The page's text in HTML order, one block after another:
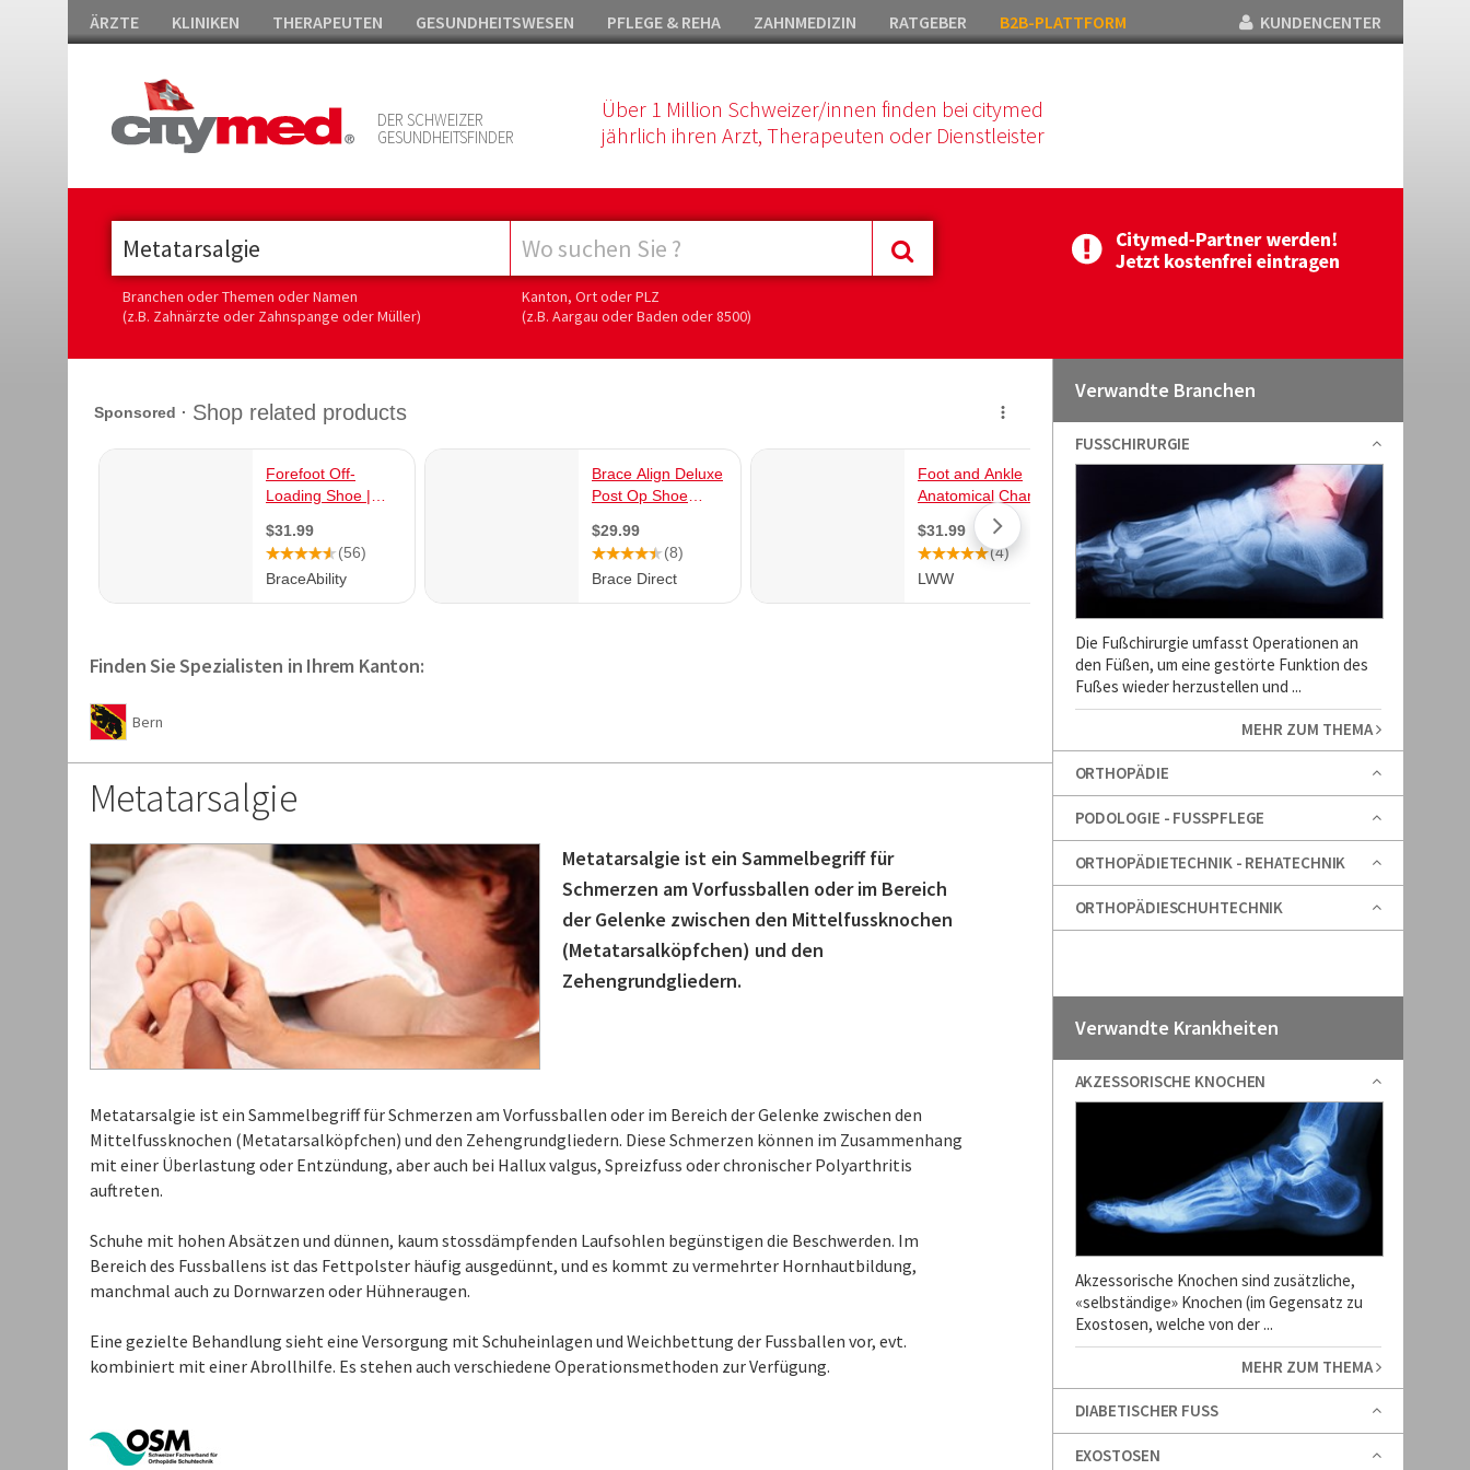
ÄRZTE KLINIKEN THERAPEUTEN GESUNDHEITSWESEN PFLEGE & REHA ZAHNMEDIZIN RATGEBER B2B-PLATTFORM KUNDENCENTER
DER SCHWEIZER
GESUNDHEITSFINDER
Über 1 Million Schweizer/innen finden bei citymed
jährlich ihren Arzt, Therapeuten oder Dienstleister
Branchen oder Themen oder Namen
(z.B. Zahnärzte oder Zahnspange oder Müller)
Kanton, Ort oder PLZ
(z.B. Aargau oder Baden oder 8500)
Finden Sie Spezialisten in Ihrem Kanton:
Bern
Metatarsalgie
Metatarsalgie ist ein Sammelbegriff für
Schmerzen am Vorfussballen oder im Bereich
der Gelenke zwischen den Mittelfussknochen
(Metatarsalköpfchen) und den
Zehengrundgliedern.
Metatarsalgie ist ein Sammelbegriff für Schmerzen am Vorfussballen oder im Bereich der Gelenke zwischen den
Mittelfussknochen (Metatarsalköpfchen) und den Zehengrundgliedern. Diese Schmerzen können im Zusammenhang
mit einer Überlastung oder Entzündung, aber auch bei Hallux valgus, Spreizfuss oder chronischer Polyarthritis
auftreten.
Schuhe mit hohen Absätzen und dünnen, kaum stossdämpfenden Laufsohlen begünstigen die Beschwerden. Im
Bereich des Fussballens ist das Fettpolster häufig ausgedünnt, und es kommt zu vermehrter Hornhautbildung,
manchmal auch zu Dornwarzen oder Hühneraugen.
Eine gezielte Behandlung sieht eine Versorgung mit Schuheinlagen und Weichbettung der Fussballen vor, evt.
kombiniert mit einer Abrollhilfe. Es stehen auch verschiedene Operationsmethoden zur Verfügung.
Verwandte Branchen
FUSSCHIRURGIE
Die Fußchirurgie umfasst Operationen an
den Füßen, um eine gestörte Funktion des
Fußes wieder herzustellen und ...
MEHR ZUM THEMA
ORTHOPÄDIE
PODOLOGIE - FUSSPFLEGE
ORTHOPÄDIETECHNIK - REHATECHNIK
ORTHOPÄDIESCHUHTECHNIK
Verwandte Krankheiten
AKZESSORISCHE KNOCHEN
Akzessorische Knochen sind zusätzliche,
«selbständige» Knochen (im Gegensatz zu
Exostosen, welche von der ...
MEHR ZUM THEMA
DIABETISCHER FUSS
EXOSTOSEN